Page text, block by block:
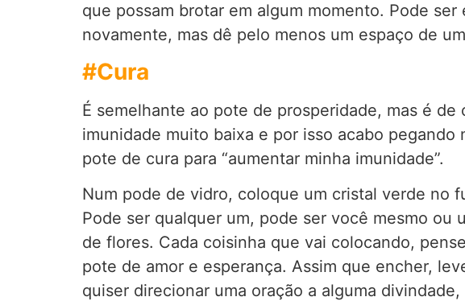
que possam brotar em algum momento. Pode
novamente, mas dê pelo menos um espaço de
#Cura
É semelhante ao pote de prosperidade, mas é
imunidade muito baixa e por isso acabo
pote de cura para “aumentar minha imunidade”.
Num pode de vidro, coloque um cristal verde no
Pode ser qualquer um, pode ser você mesmo
de flores. Cada coisinha que vai colocando,
pote de amor e esperança. Assim que encher,
quiser direcionar uma oração a alguma